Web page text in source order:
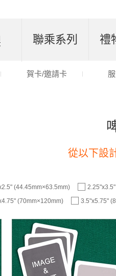
從以下設
(44.45mm×63.5mm)
(70mm×120mm) 3.5"x5.75"
聯乘系列 禮
賀卡/邀請卡